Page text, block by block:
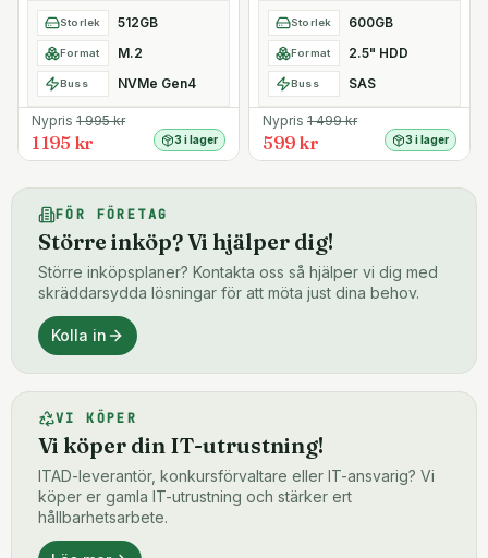
Storlek 512GB
Format M.2
Buss NVMe Gen4
Nypris 1 995kr
1 195 kr 3 i lager
Storlek 600GB
Format 2.5" HDD
Buss SAS
Nypris 1 499kr
599 kr 3 i lager
FÖR FÖRETAG
Större inköp? Vi hjälper dig!
Större inköpsplaner? Kontakta oss så hjälper vi dig med
skräddarsydda lösningar för att möta just dina behov.
Kolla in
VI KÖPER
Vi köper din IT-utrustning!
ITAD-leverantör, konkursförvaltare eller IT-ansvarig? Vi
köper er gamla IT-utrustning och stärker ert
hållbarhetsarbete.